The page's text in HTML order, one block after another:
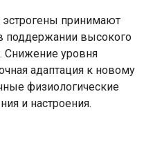
принимают
поддержании высокого
Снижение уровня
адаптация к новому
физиологические
и настроения.